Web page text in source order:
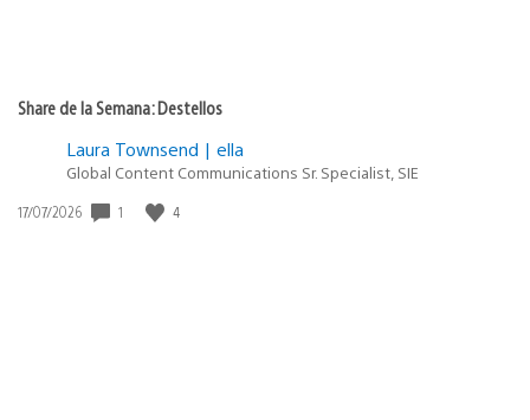
Share de la Semana: Destellos
Laura Townsend | ella
Global Content Communications Sr. Specialist, SIE
Fecha
17/07/2026 1 4